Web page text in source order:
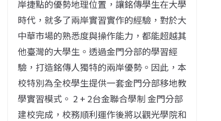
岸捷點的優勢地理位置，讓銘傳學生在大學
時代，就多了兩岸實習實作的經驗，對於大
中華市場的熟悉度與操作能力，都能超越其
他臺灣的大學生。透過金門分部的學習經
驗，打造銘傳人獨特的兩岸優勢。因此，本
校特別為全校學生提供一套金門分部移地教
學實習模式。 2 + 2台金聯合學制 金門分部
建校完成，校務順利運作後將以觀光學院和